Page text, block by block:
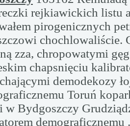
rejkiawickich listu
pirogenicznych
chochlowaliście.
zza, chropowatymi
chapsnięciu
demodekozy
Toruń
w Bydgoszczy
demograficznemu